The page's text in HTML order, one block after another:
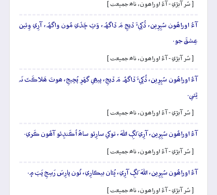
[ سُر آبڙي - آءُ اوراھون، ناھ جميعت ]
آءُ اوراھُون سُپِرِين، ڏُکِيءَ ڏيجِ مَ ڏاگهُہ، وَٽِ ڇَڏي مُون واگهُہ، آرِي وِئين
عِشقَ جو.
[ سُر آبڙي - آءُ اوراھون، ناھ جميعت ]
آءُ اوراھُون سُپِرِين، ڏُکِيءَ ڏاگهُہ مَ ڏيجِ، پيھِي گهَرِ پُڇيجِ، ھوتَ ھَلاڪَتَ نَہ
ٿِئي.
[ سُر آبڙي - آءُ اوراھون، ناھ جميعت ]
آءُ اوراھُون سُپِرِين، آرِي لَڳِ اللهَ، توکي سارِئو ساھُ اُڪَنڊِئو آھُون ڪَري.
[ سُر آبڙي - آءُ اوراھون، ناھ جميعت ]
آءُ اوراھُون سُپِرِين، اللهَ لَڳِ آرِي، ڀُڻان بيڪارِي، تُون پارِسَ رَسِجِ پَٻَ ۾.
[ سُر آبڙي - آءُ اوراھون، ناھ جميعت ]